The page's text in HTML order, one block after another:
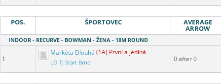
POS. ŠPORTOVEC AVERAGE
ARROW
INDOOR - RECURVE - BOWMAN - ŽENA - 18M ROUND
1
Markéta Dlouhá (1A) První a jediná
LO TJ Start Brno 0 after 0